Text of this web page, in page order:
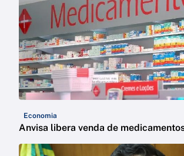
Economia
Anvisa libera venda de